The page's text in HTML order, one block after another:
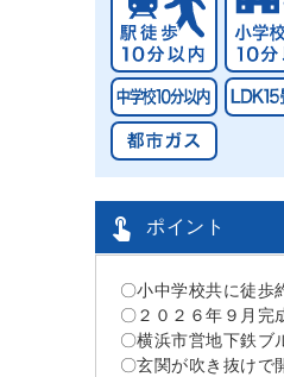
 ポイント
〇小中学校共に徒歩
〇２０２６年９月完
〇横浜市営地下鉄ブ
〇玄関が吹き抜けで